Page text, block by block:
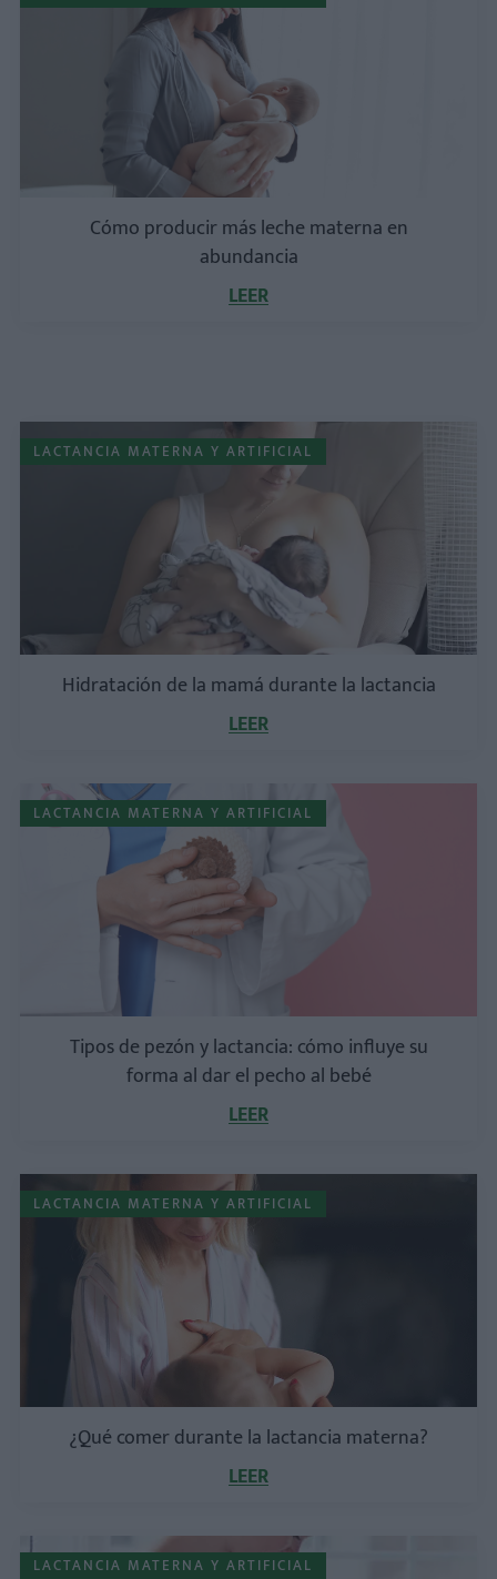
Cómo producir más leche materna en
abundancia
LEER
LACTANCIA MATERNA Y ARTIFICIAL
Hidratación de la mamá durante la lactancia
LEER
LACTANCIA MATERNA Y ARTIFICIAL
Tipos de pezón y lactancia: cómo influye su
forma al dar el pecho al bebé
LEER
LACTANCIA MATERNA Y ARTIFICIAL
¿Qué comer durante la lactancia materna?
LEER
LACTANCIA MATERNA Y ARTIFICIAL